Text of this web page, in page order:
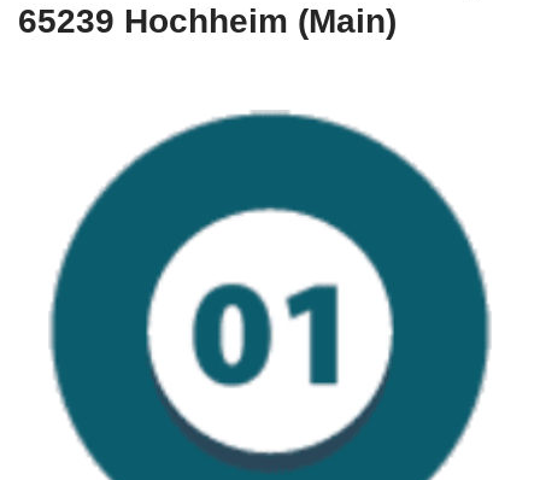
65239 Hochheim (Main)